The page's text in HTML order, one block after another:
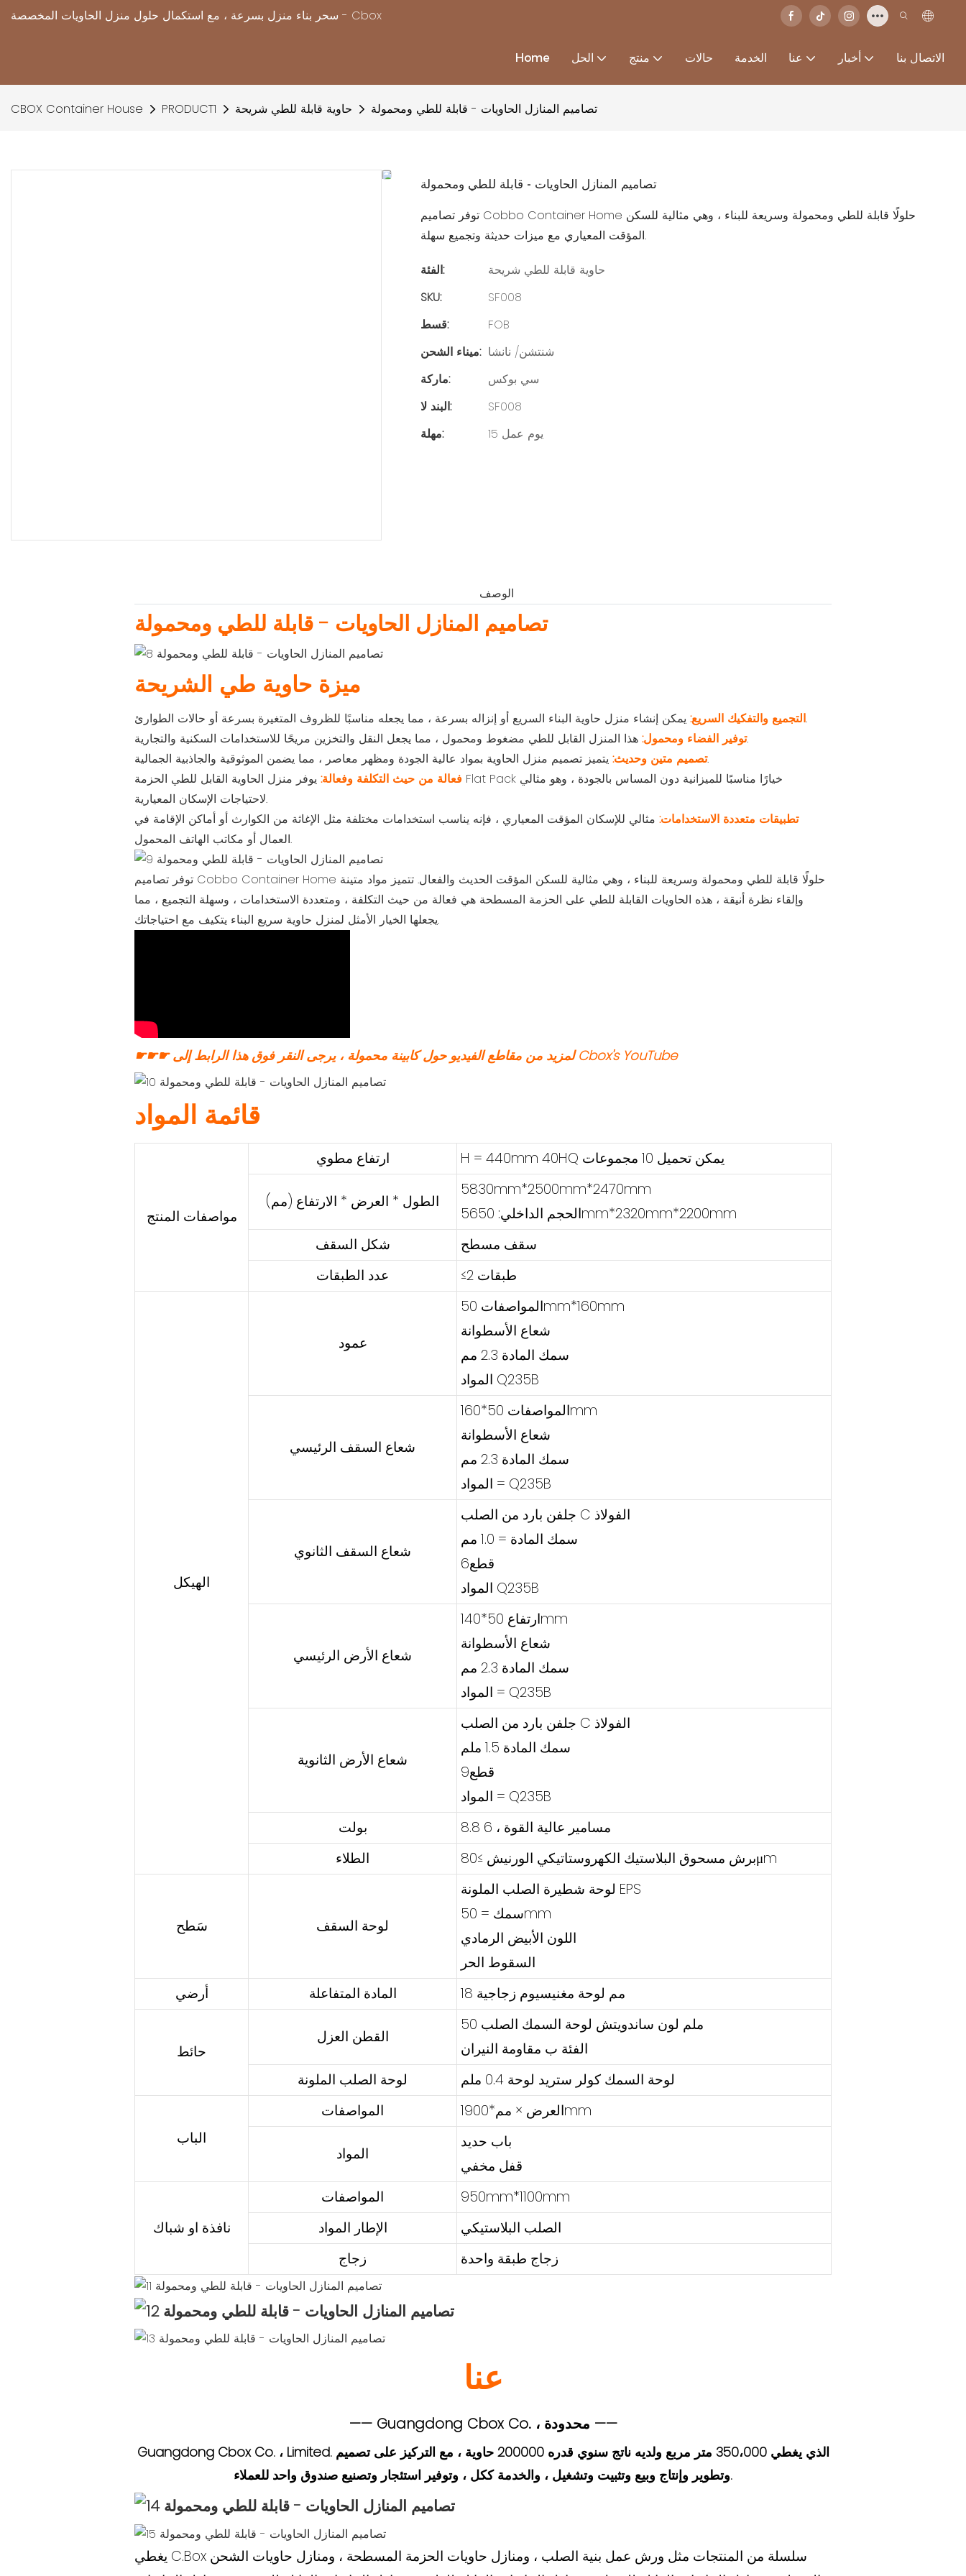
سحر بناء منزل بسرعة ، مع استكمال حلول منزل الحاويات المخصصة - Cbox
Home الحل منتج حالات الخدمة عنا أخبار الاتصال بنا
CBOX Container House PRODUCT1 حاوية قابلة للطي شريحة تصاميم المنازل الحاويات - قابلة للطي ومحمولة
تصاميم المنازل الحاويات - قابلة للطي ومحمولة
توفر تصاميم Cobbo Container Home حلولًا قابلة للطي ومحمولة وسريعة للبناء ، وهي مثالية للسكن
المؤقت المعياري مع ميزات حديثة وتجميع سهلة.
الفئة:
حاوية قابلة للطي شريحة
SKU:
SF008
قسط:
FOB
ميناء الشحن: شنتشن/ نانشا
ماركة:
سي بوكس
البند لا:
SF008
مهلة:
15 يوم عمل
الوصف
تصاميم المنازل الحاويات - قابلة للطي ومحمولة
ميزة حاوية طي الشريحة
التجميع والتفكيك السريع:يمكن إنشاء منزل حاوية البناء السريع أو إنزاله بسرعة ، مما يجعله مناسبًا للظروف المتغيرة بسرعة أو حالات الطوارئ.
توفير الفضاء ومحمول:هذا المنزل القابل للطي مضغوط ومحمول ، مما يجعل النقل والتخزين مريحًا للاستخدامات السكنية والتجارية.
تصميم متين وحديث:يتميز تصميم منزل الحاوية بمواد عالية الجودة ومظهر معاصر ، مما يضمن الموثوقية والجاذبية الجمالية.
فعالة من حيث التكلفة وفعالة: يوفر منزل الحاوية القابل للطي الحزمة Flat Pack خيارًا مناسبًا للميزانية دون المساس بالجودة ، وهو مثالي
لاحتياجات الإسكان المعيارية.
تطبيقات متعددة الاستخدامات: مثالي للإسكان المؤقت المعياري ، فإنه يناسب استخدامات مختلفة مثل الإغاثة من الكوارث أو أماكن الإقامة في
العمال أو مكاتب الهاتف المحمول.
توفر تصاميم Cobbo Container Home حلولًا قابلة للطي ومحمولة وسريعة للبناء ، وهي مثالية للسكن المؤقت الحديث والفعال. تتميز مواد متينة
وإلقاء نظرة أنيقة ، هذه الحاويات القابلة للطي على الحزمة المسطحة هي فعالة من حيث التكلفة ، ومتعددة الاستخدامات ، وسهلة التجميع ، مما
يجعلها الخيار الأمثل لمنزل حاوية سريع البناء يتكيف مع احتياجاتك.
☛☛☛ لمزيد من مقاطع الفيديو حول كابينة محمولة ، يرجى النقر فوق هذا الرابط إلى Cbox's YouTube
قائمة المواد
مواصفات المنتج
ارتفاع مطوي H = 440mm 40HQ يمكن تحميل 10 مجموعات
الطول * العرض * الارتفاع (مم)
5830mm*2500mm*2470mm
الحجم الداخلي: 5650mm*2320mm*2200mm
شكل السقف
سقف مسطح
عدد الطبقات
≤2 طبقات
الهيكل
عمود
المواصفات 50mm*160mm
شعاع الأسطوانة
سمك المادة 2.3 مم
المواد Q235B
شعاع السقف الرئيسي
المواصفات 50*160mm
شعاع الأسطوانة
سمك المادة 2.3 مم
المواد = Q235B
شعاع السقف الثانوي
جلفن بارد من الصلب C الفولاذ
سمك المادة = 1.0 مم
قطع6
المواد Q235B
شعاع الأرض الرئيسي
ارتفاع 50*140mm
شعاع الأسطوانة
سمك المادة 2.3 مم
المواد = Q235B
شعاع الأرض الثانوية
جلفن بارد من الصلب C الفولاذ
سمك المادة 1.5 ملم
قطع9
المواد = Q235B
بولت
8.8 مسامير عالية القوة ، 6
الطلاء
برش مسحوق البلاستيك الكهروستاتيكي الورنيش ≥80μm
سَطح لوحة السقف
لوحة شطيرة الصلب الملونة EPS
سمك = 50mm
اللون الأبيض الرمادي
السقوط الحر
أرضي
المادة المتفاعلة 18 مم لوحة مغنيسيوم زجاجية
حائط
القطن العزل
50 ملم لون ساندويتش لوحة السمك الصلب
الفئة ب مقاومة النيران
لوحة الصلب الملونة
لوحة السمك كولر ستريد لوحة 0.4 ملم
الباب
المواصفات العرض × مم*1900mm
المواد
باب حديد
قفل مخفي
نافذة او شباك
المواصفات
950mm*1100mm
الإطار المواد
الصلب البلاستيكي
زجاج
زجاج طبقة واحدة
عنا
—— Guangdong Cbox Co. ، محدودة ——
Guangdong Cbox Co. ، Limited. الذي يغطي 350،000 متر مربع ولديه ناتج سنوي قدره 200000 حاوية ، مع التركيز على تصميم
وتطوير وإنتاج وبيع وتثبيت وتشغيل ، والخدمة ككل ، وتوفير استئجار وتصنيع صندوق واحد للعملاء.
يغطي C.Box سلسلة من المنتجات مثل ورش عمل بنية الصلب ، ومنازل حاويات الحزمة المسطحة ، ومنازل حاويات الشحن